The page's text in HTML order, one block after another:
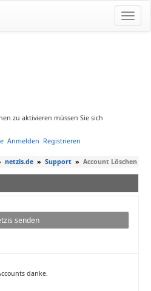
zu aktivieren müssen Sie sich
Anmelden Registrieren
netzis.de » Support » Account Löschen
senden
danke.